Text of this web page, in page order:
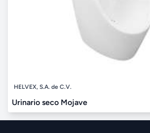
HELVEX, S.A. de C.V.
Urinario seco Mojave